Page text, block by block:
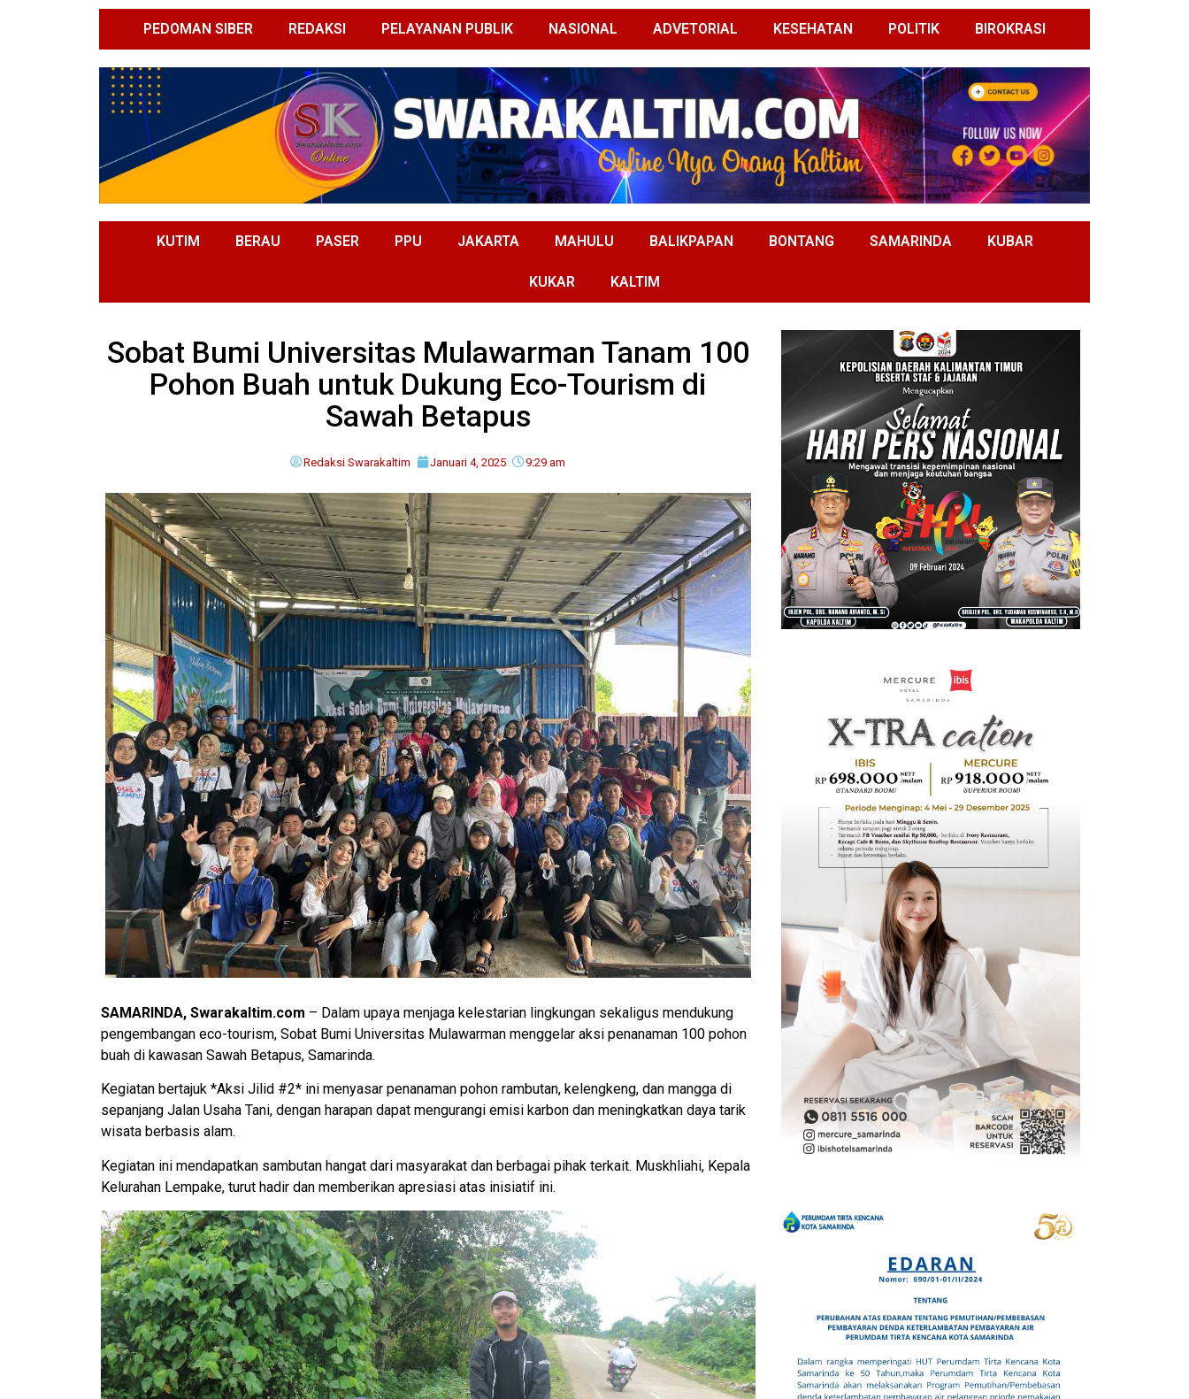
PEDOMAN SIBER REDAKSI PELAYANAN PUBLIK NASIONAL ADVETORIAL KESEHATAN POLITIK BIROKRASI
KUTIM BERAU PASER PPU JAKARTA MAHULU BALIKPAPAN BONTANG SAMARINDA KUBAR
KUKAR KALTIM
Sobat Bumi Universitas Mulawarman Tanam 100
Pohon Buah untuk Dukung Eco-Tourism di
Sawah Betapus
Redaksi Swarakaltim Januari 4, 2025 9:29 am
SAMARINDA, Swarakaltim.com – Dalam upaya menjaga kelestarian lingkungan sekaligus mendukung
pengembangan eco-tourism, Sobat Bumi Universitas Mulawarman menggelar aksi penanaman 100 pohon
buah di kawasan Sawah Betapus, Samarinda.
Kegiatan bertajuk *Aksi Jilid #2* ini menyasar penanaman pohon rambutan, kelengkeng, dan mangga di
sepanjang Jalan Usaha Tani, dengan harapan dapat mengurangi emisi karbon dan meningkatkan daya tarik
wisata berbasis alam.
Kegiatan ini mendapatkan sambutan hangat dari masyarakat dan berbagai pihak terkait. Muskhliahi, Kepala
Kelurahan Lempake, turut hadir dan memberikan apresiasi atas inisiatif ini.